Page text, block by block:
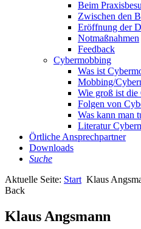
Beim
Zwischen den
Eröffnung der
Notmaßnahmen
Feedback
Cybermobbing
Was ist
Mobbing/
Wie groß ist die
Folgen von
Was kann man
Literatur
Örtliche Ansprechpartner
Downloads
Suche
Aktuelle Seite: Start Klaus
Back
Klaus Angsmann